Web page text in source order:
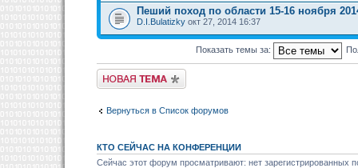
Пеший поход по области 15-16 ноября
D.I.Bulatizky окт 27, 2014 16:37
Показать темы за:
Новая тема
Вернуться в Список форумов
КТО СЕЙЧАС НА КОНФЕРЕНЦИИ
Сейчас этот форум просматривают: нет зарегистрированных